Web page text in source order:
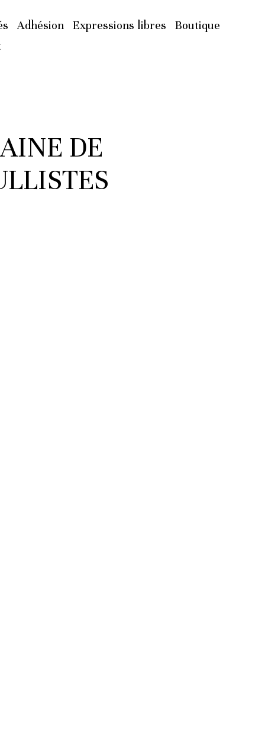
Adhésion Expressions libres
Boutique
DE